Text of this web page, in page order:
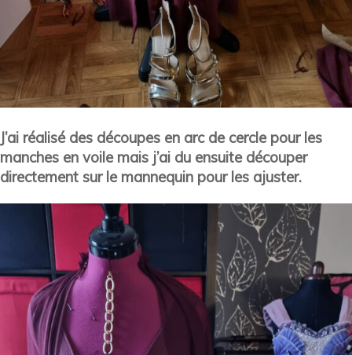
J’ai réalisé des découpes en arc de cercle pour les
manches en voile mais j’ai du ensuite découper
directement sur le mannequin pour les ajuster.